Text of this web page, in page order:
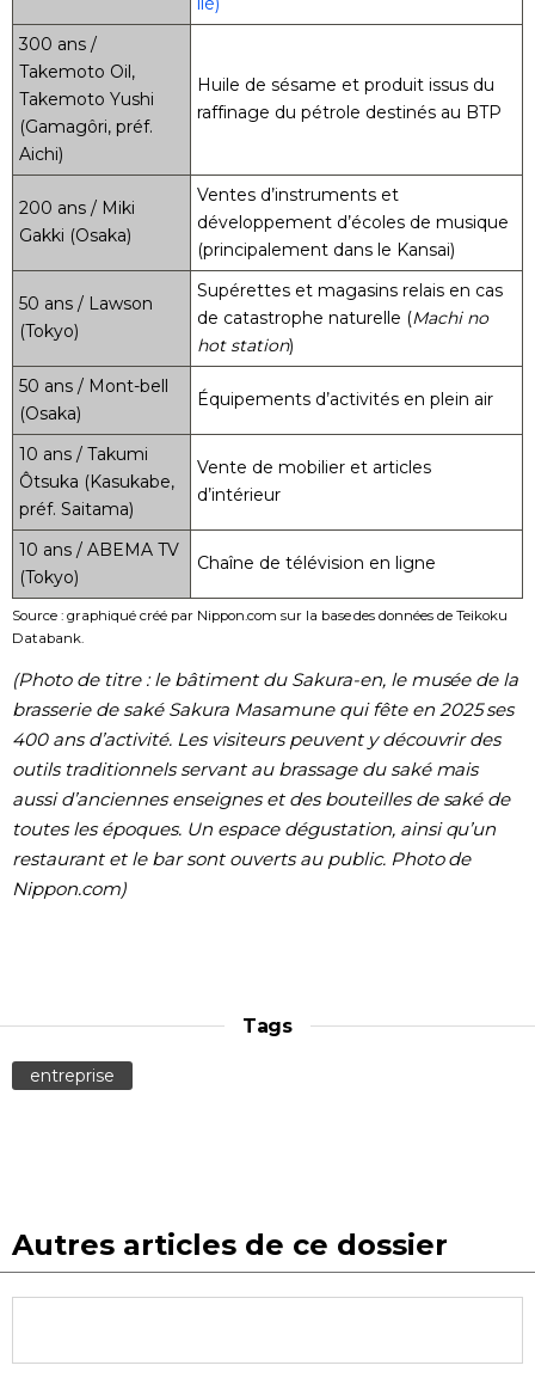
300 ans /
Takemoto Oil,
Takemoto Yushi
(Gamagôri, préf.
Aichi)
Huile de sésame et produit issus du
raffinage du pétrole destinés au BTP
200 ans / Miki
Gakki (Osaka)
Ventes d’instruments et
développement d’écoles de musique
(principalement dans le Kansai)
50 ans / Lawson
(Tokyo)
Supérettes et magasins relais en cas
de catastrophe naturelle (Machi no
hot station)
50 ans / Mont-bell
(Osaka)
Équipements d’activités en plein air
10 ans / Takumi
Ôtsuka (Kasukabe,
préf. Saitama)
Vente de mobilier et articles
d’intérieur
10 ans / ABEMA TV
(Tokyo)
Chaîne de télévision en ligne
Source : graphiqué créé par Nippon.com sur la base des données de Teikoku
Databank.
(Photo de titre : le bâtiment du Sakura-en, le musée de la
brasserie de saké Sakura Masamune qui fête en 2025 ses
400 ans d’activité. Les visiteurs peuvent y découvrir des
outils traditionnels servant au brassage du saké mais
aussi d’anciennes enseignes et des bouteilles de saké de
toutes les époques. Un espace dégustation, ainsi qu’un
restaurant et le bar sont ouverts au public. Photo de
Nippon.com)
Tags
entreprise
Autres articles de ce dossier